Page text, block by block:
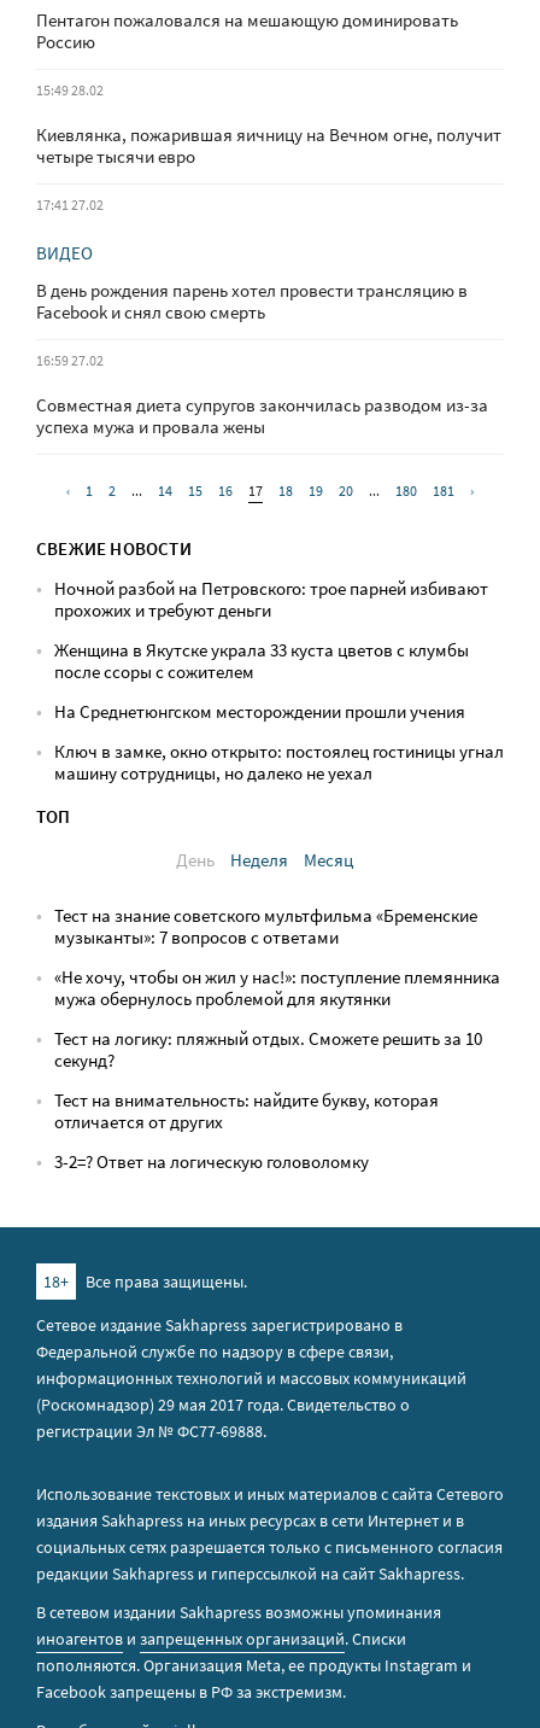
Пентагон пожаловался на мешающую доминировать
Россию
15:49 28.02
Киевлянка, пожарившая яичницу на Вечном огне, получит
четыре тысячи евро
17:41 27.02
ВИДЕО
В день рождения парень хотел провести трансляцию в
Facebook и снял свою смерть
16:59 27.02
Совместная диета супругов закончилась разводом из-за
успеха мужа и провала жены
‹ 1 2 ... 14 15 16 17 18 19 20 ... 180 181 ›
СВЕЖИЕ НОВОСТИ
Ночной разбой на Петровского: трое парней избивают
прохожих и требуют деньги
Женщина в Якутске украла 33 куста цветов с клумбы
после ссоры с сожителем
На Среднетюнгском месторождении прошли учения
Ключ в замке, окно открыто: постоялец гостиницы угнал
машину сотрудницы, но далеко не уехал
ТОП
День
Неделя Месяц
Тест на знание советского мультфильма «Бременские
музыканты»: 7 вопросов с ответами
«Не хочу, чтобы он жил у нас!»: поступление племянника
мужа обернулось проблемой для якутянки
Тест на логику: пляжный отдых. Сможете решить за 10
секунд?
Тест на внимательность: найдите букву, которая
отличается от других
3-2=? Ответ на логическую головоломку
18+
Все права защищены.
Сетевое издание Sakhapress зарегистрировано в
Федеральной службе по надзору в сфере связи,
информационных технологий и массовых коммуникаций
(Роскомнадзор) 29 мая 2017 года. Свидетельство о
регистрации Эл № ФС77-69888.
Использование текстовых и иных материалов с сайта Сетевого
издания Sakhapress на иных ресурсах в сети Интернет и в
социальных сетях разрешается только с письменного согласия
редакции Sakhapress и гиперссылкой на сайт Sakhapress.
В сетевом издании Sakhapress возможны упоминания
иноагентов и запрещенных организаций. Списки
пополняются. Организация Metа, ее продукты Instagram и
Facebook запрещены в РФ за экстремизм.